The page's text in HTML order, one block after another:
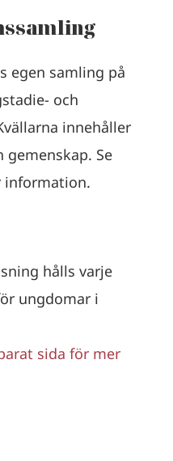
egen samling på
och
innehåller
Se
information.
hålls varje
ungdomar i
sida för mer